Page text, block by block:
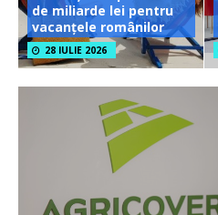
de miliarde lei pentru
vacanțele românilor
28 IULIE 2026